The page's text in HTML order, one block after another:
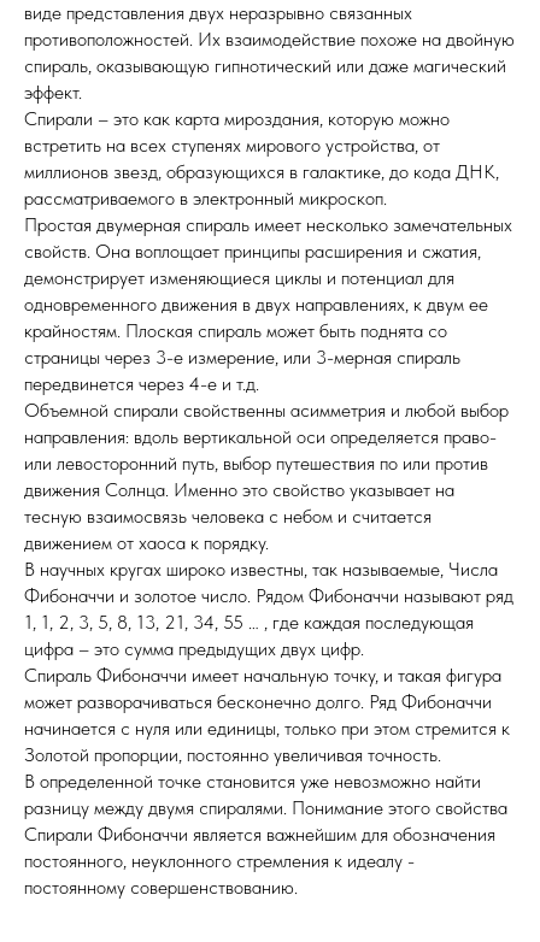
виде представления двух неразрывно связанных
противоположностей. Их взаимодействие похоже на двойную
спираль, оказывающую гипнотический или даже магический
эффект.
Спирали – это как карта мироздания, которую можно
встретить на всех ступенях мирового устройства, от
миллионов звезд, образующихся в галактике, до кода ДНК,
рассматриваемого в электронный микроскоп.
Простая двумерная спираль имеет несколько замечательных
свойств. Она воплощает принципы расширения и сжатия,
демонстрирует изменяющиеся циклы и потенциал для
одновременного движения в двух направлениях, к двум ее
крайностям. Плоская спираль может быть поднята со
страницы через 3-е измерение, или 3-мерная спираль
передвинется через 4-е и т.д.
Объемной спирали свойственны асимметрия и любой выбор
направления: вдоль вертикальной оси определяется право-
или левосторонний путь, выбор путешествия по или против
движения Солнца. Именно это свойство указывает на
тесную взаимосвязь человека с небом и считается
движением от хаоса к порядку.
В научных кругах широко известны, так называемые, Числа
Фибоначчи и золотое число. Рядом Фибоначчи называют ряд
1, 1, 2, 3, 5, 8, 13, 21, 34, 55 … , где каждая последующая
цифра – это сумма предыдущих двух цифр.
Спираль Фибоначчи имеет начальную точку, и такая фигура
может разворачиваться бесконечно долго. Ряд Фибоначчи
начинается с нуля или единицы, только при этом стремится к
Золотой пропорции, постоянно увеличивая точность.
В определенной точке становится уже невозможно найти
разницу между двумя спиралями. Понимание этого свойства
Спирали Фибоначчи является важнейшим для обозначения
постоянного, неуклонного стремления к идеалу -
постоянному совершенствованию.